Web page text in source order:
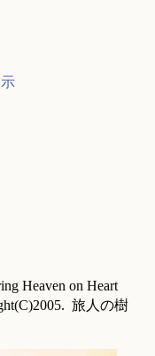
Heaven on Heart
旅人の樹